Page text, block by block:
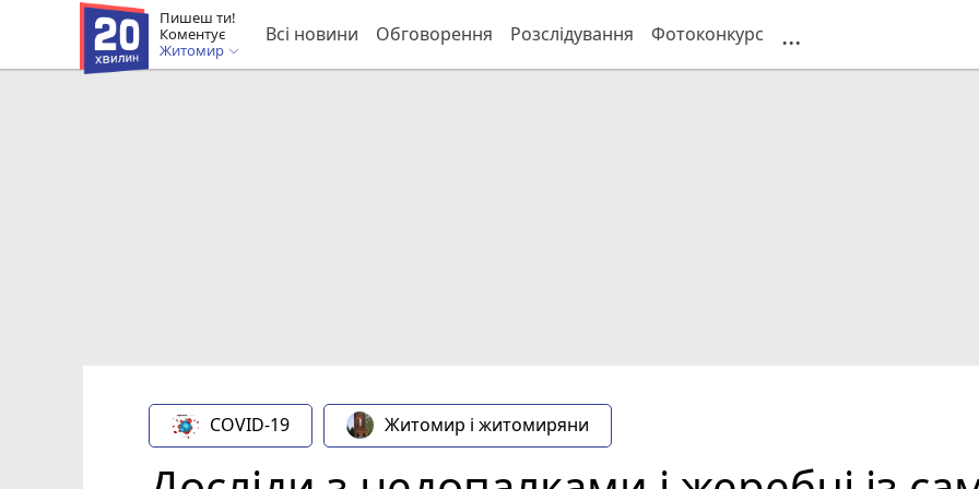
Пишеш ти!
Коментує
Житомир
Всі новини Обговорення Розслідування Фотоконкурс ...
COVID-19 Житомир і житомиряни